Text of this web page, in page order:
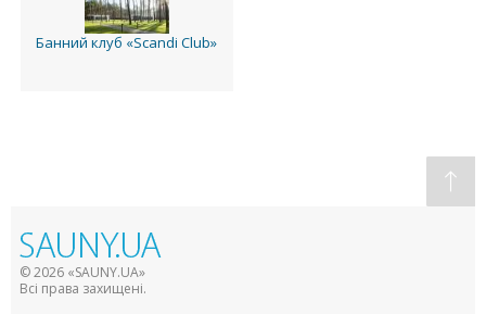
Банний клуб «Scandi Club»
© 2026 «SAUNY.UA»
Всі права захищені.